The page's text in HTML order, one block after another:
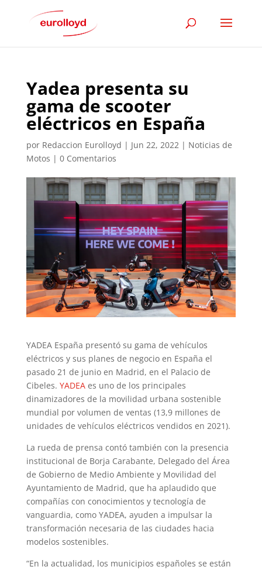
Yadea presenta su
gama de scooter
eléctricos en España
por Redaccion Eurolloyd | Jun 22, 2022| Noticias de
Motos | 0 Comentarios
YADEA España presentó su gama de vehículos
eléctricos y sus planes de negocio en España el
pasado 21 de junio en Madrid, en el Palacio de
Cibeles. YADEAes uno de los principales
dinamizadores de la movilidad urbana sostenible
mundial por volumen de ventas (13,9 millones de
unidades de vehículos eléctricos vendidos en 2021).
La rueda de prensa contó también con la presencia
institucional de Borja Carabante, Delegado del Área
de Gobierno de Medio Ambiente y Movilidad del
Ayuntamiento de Madrid, que ha aplaudido que
compañías con conocimientos y tecnología de
vanguardia, como YADEA, ayuden a impulsar la
transformación necesaria de las ciudades hacia
modelos sostenibles.
“En la actualidad, los municipios españoles se están